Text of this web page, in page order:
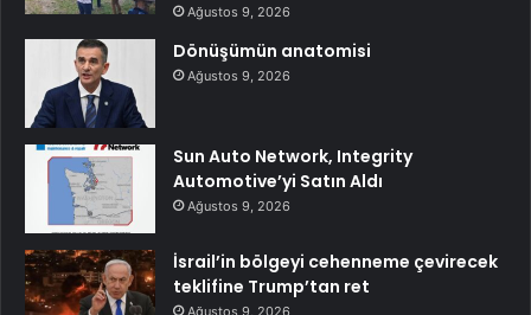
Ağustos 9, 2026
Dönüşümün anatomisi
Ağustos 9, 2026
Sun Auto Network, Integrity
Automotive’yi Satın Aldı
Ağustos 9, 2026
İsrail’in bölgeyi cehenneme çevirecek
teklifine Trump’tan ret
Ağustos 9, 2026